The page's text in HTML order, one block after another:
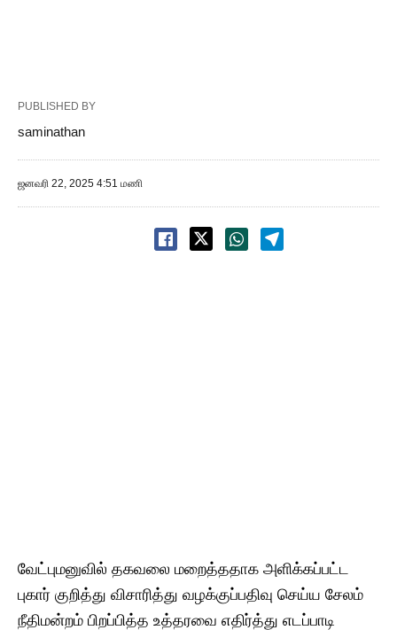
PUBLISHED BY
saminathan
ஜனவரி 22, 2025 4:51 மணி
வேட்புமனுவில் தகவலை மறைத்ததாக அளிக்கப்பட்ட
புகார் குறித்து விசாரித்து வழக்குப்பதிவு செய்ய சேலம்
நீதிமன்றம் பிறப்பித்த உத்தரவை எதிர்த்து எடப்பாடி